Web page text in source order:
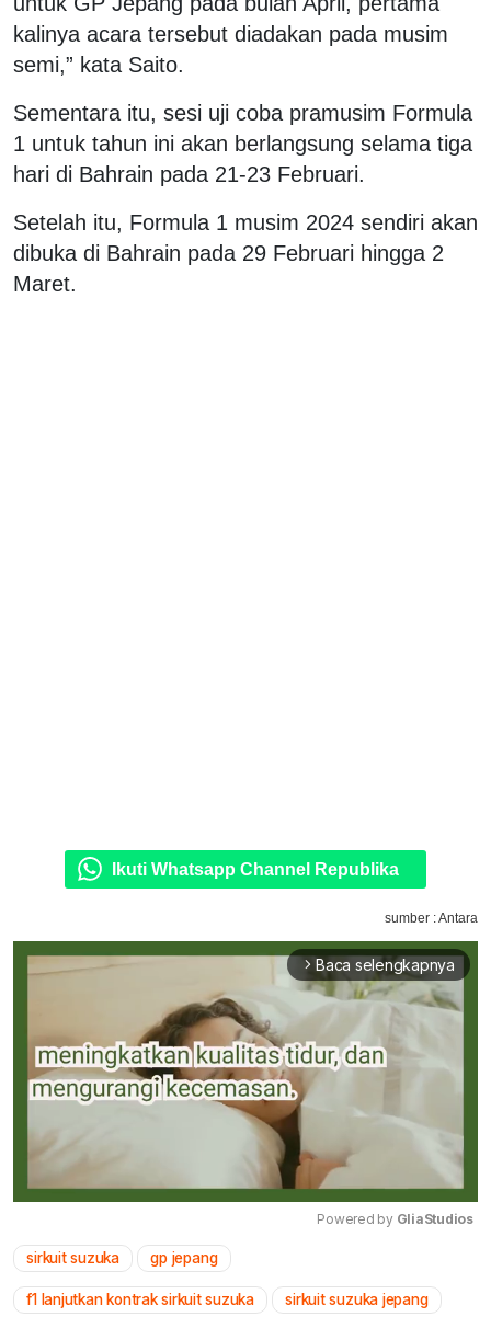
kalinya acara tersebut diadakan pada musim
semi,” kata Saito.
Sementara itu, sesi uji coba pramusim Formula
1 untuk tahun ini akan berlangsung selama tiga
hari di Bahrain pada 21-23 Februari.
Setelah itu, Formula 1 musim 2024 sendiri akan
dibuka di Bahrain pada 29 Februari hingga 2
Maret.
Ikuti Whatsapp Channel Republika
sumber : Antara
arrow_forward_ios Baca selengkapnya
Powered by GliaStudios
sirkuit suzuka gp jepang
f1 lanjutkan kontrak sirkuit suzuka sirkuit suzuka jepang